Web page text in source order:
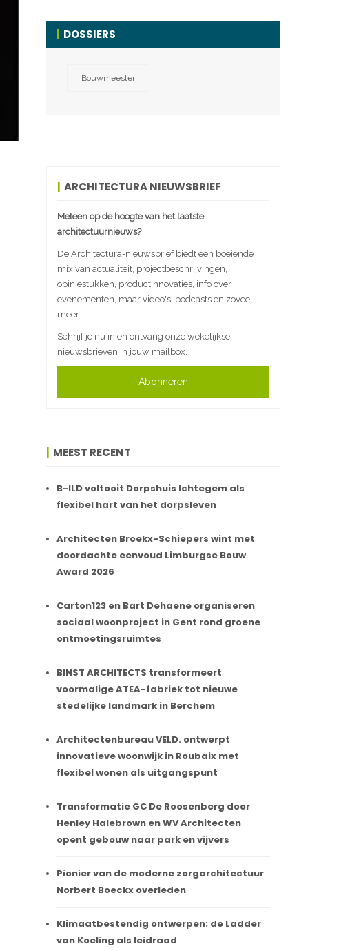
DOSSIERS
Bouwmeester
ARCHITECTURA NIEUWSBRIEF
Meteen op de hoogte van het laatste
architectuurnieuws?
De Architectura-nieuwsbrief biedt een boeiende
mix van actualiteit, projectbeschrijvingen,
opiniestukken, productinnovaties, info over
evenementen, maar video's, podcasts en zoveel
meer.
Schrijf je nu in en ontvang onze wekelijkse
nieuwsbrieven in jouw mailbox.
Abonneren
MEEST RECENT
B-ILD voltooit Dorpshuis Ichtegem als
flexibel hart van het dorpsleven
Architecten Broekx-Schiepers wint met
doordachte eenvoud Limburgse Bouw
Award 2026
Carton123 en Bart Dehaene organiseren
sociaal woonproject in Gent rond groene
ontmoetingsruimtes
BINST ARCHITECTS transformeert
voormalige ATEA-fabriek tot nieuwe
stedelijke landmark in Berchem
Architectenbureau VELD. ontwerpt
innovatieve woonwijk in Roubaix met
flexibel wonen als uitgangspunt
Transformatie GC De Roosenberg door
Henley Halebrown en WV Architecten
opent gebouw naar park en vijvers
Pionier van de moderne zorgarchitectuur
Norbert Boeckx overleden
Klimaatbestendig ontwerpen: de Ladder
van Koeling als leidraad